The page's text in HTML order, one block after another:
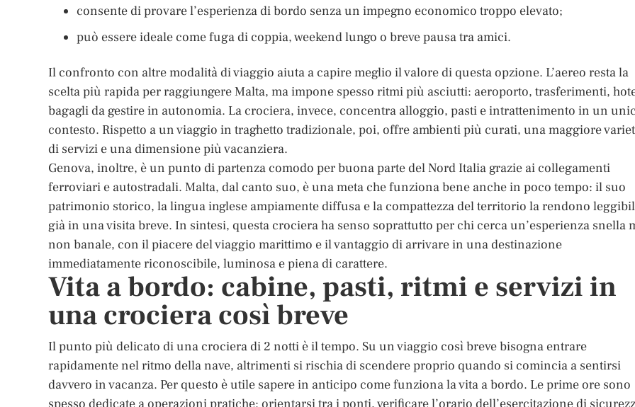
consente di provare l’esperienza di bordo senza un impegno economico troppo elevato;
può essere ideale come fuga di coppia, weekend lungo o breve pausa tra amici.
Il confronto con altre modalità di viaggio aiuta a capire meglio il valore di questa opzione. L’aereo resta la
scelta più rapida per raggiungere Malta, ma impone spesso ritmi più asciutti: aeroporto, trasferimenti,
bagagli da gestire in autonomia. La crociera, invece, concentra alloggio, pasti e intrattenimento in un
contesto. Rispetto a un viaggio in traghetto tradizionale, poi, offre ambienti più curati, una maggiore
di servizi e una dimensione più vacanziera.
Genova, inoltre, è un punto di partenza comodo per buona parte del Nord Italia grazie ai collegamenti
ferroviari e autostradali. Malta, dal canto suo, è una meta che funziona bene anche in poco tempo: il suo
patrimonio storico, la lingua inglese ampiamente diffusa e la compattezza del territorio la rendono
già in una visita breve. In sintesi, questa crociera ha senso soprattutto per chi cerca un’esperienza snella
non banale, con il piacere del viaggio marittimo e il vantaggio di arrivare in una destinazione
immediatamente riconoscibile, luminosa e piena di carattere.
Vita a bordo: cabine, pasti, ritmi e servizi in
una crociera così breve
Il punto più delicato di una crociera di 2 notti è il tempo. Su un viaggio così breve bisogna entrare
rapidamente nel ritmo della nave, altrimenti si rischia di scendere proprio quando si comincia a sentirsi
davvero in vacanza. Per questo è utile sapere in anticipo come funziona la vita a bordo. Le prime ore sono
spesso dedicate a operazioni pratiche: orientarsi tra i ponti, verificare l’orario dell’esercitazione di